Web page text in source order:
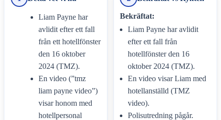
Liam Payne har
avlidit efter ett fall
från ett hotellfönster
den 16 oktober
2024 (TMZ).
En video (”tmz
liam payne video”)
visar honom med
hotellpersonal
Bekräftat:
Liam Payne har avlidit
efter ett fall från
hotellfönster den 16
oktober 2024 (TMZ).
En video visar Liam med
hotellanställd (TMZ
video).
Polisutredning pågår.